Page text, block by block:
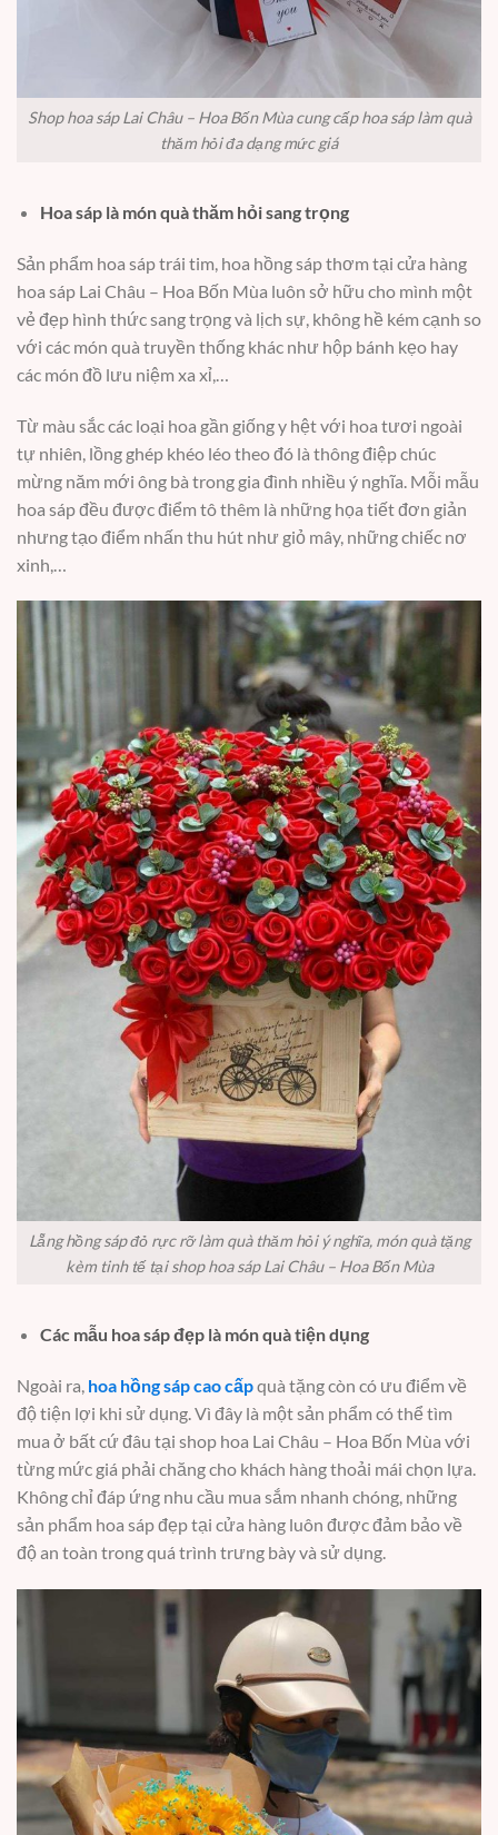
Shop hoa sáp Lai Châu – Hoa Bốn Mùa cung cấp hoa sáp làm quà
thăm hỏi đa dạng mức giá
Hoa sáp là món quà thăm hỏi sang trọng
Sản phẩm hoa sáp trái tim, hoa hồng sáp thơm tại cửa hàng
hoa sáp Lai Châu – Hoa Bốn Mùa luôn sở hữu cho mình một
vẻ đẹp hình thức sang trọng và lịch sự, không hề kém cạnh so
với các món quà truyền thống khác như hộp bánh kẹo hay
các món đồ lưu niệm xa xỉ,…
Từ màu sắc các loại hoa gần giống y hệt với hoa tươi ngoài
tự nhiên, lồng ghép khéo léo theo đó là thông điệp chúc
mừng năm mới ông bà trong gia đình nhiều ý nghĩa. Mỗi mẫu
hoa sáp đều được điểm tô thêm là những họa tiết đơn giản
nhưng tạo điểm nhấn thu hút như giỏ mây, những chiếc nơ
xinh,…
Lẵng hồng sáp đỏ rực rỡ làm quà thăm hỏi ý nghĩa, món quà tặng
kèm tinh tế tại shop hoa sáp Lai Châu – Hoa Bốn Mùa
Các mẫu hoa sáp đẹp là món quà tiện dụng
Ngoài ra, hoa hồng sáp cao cấpquà tặng còn có ưu điểm về
độ tiện lợi khi sử dụng. Vì đây là một sản phẩm có thể tìm
mua ở bất cứ đâu tại shop hoa Lai Châu – Hoa Bốn Mùa với
từng mức giá phải chăng cho khách hàng thoải mái chọn lựa.
Không chỉ đáp ứng nhu cầu mua sắm nhanh chóng, những
sản phẩm hoa sáp đẹp tại cửa hàng luôn được đảm bảo về
độ an toàn trong quá trình trưng bày và sử dụng.